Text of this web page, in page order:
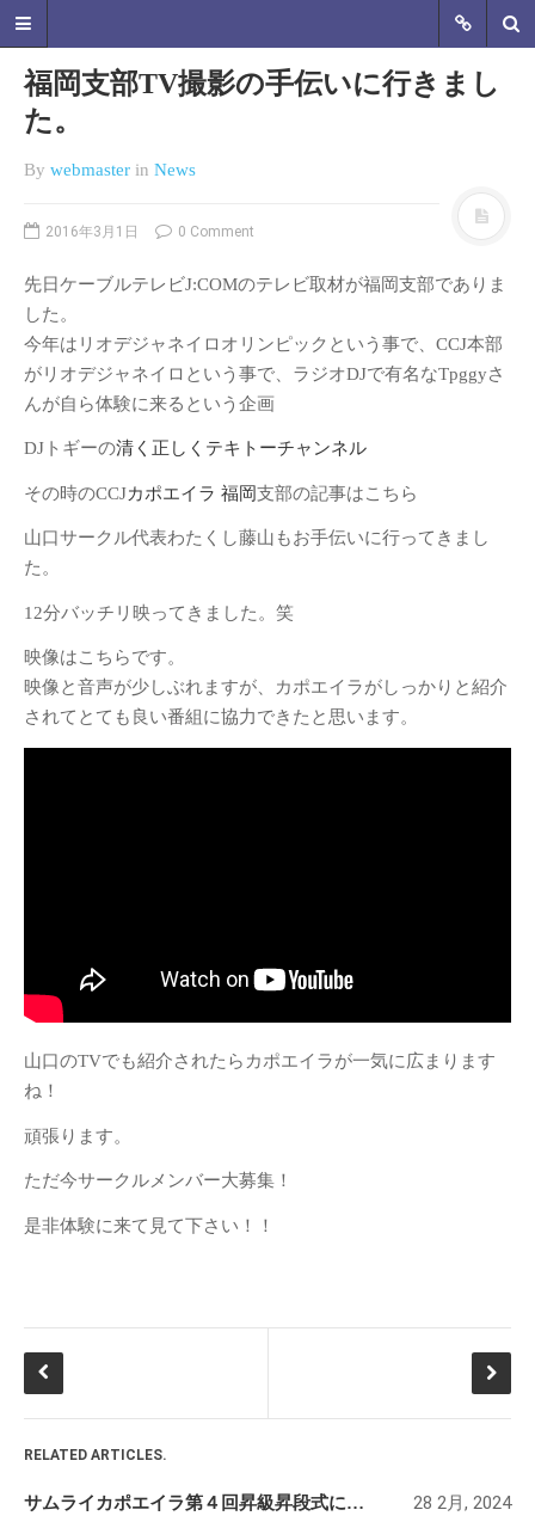
口カポエイラグループ
SAMURAIの管轄するカポエイラ山口
オフィシャルHP 2016年1月より正式
に活動開始！ ただいま新規仲間を募
集中です。体を動かすのが好きな
人、格闘技に興味がある、キレイな
体を手に入れたい、音楽に興味があ
い！…など！一度体験してみて下さ
MENU
SAMURAI CAPOEIRA 福岡
SAMURAI CAPOEIRA 山口
SAMURAI CAPOEIRA広島
クラス情報
第１０回 メストレサムライ
カポエイラ講習会【令和４年１
０月１６日（日）】
第９回 メストレサムライ カ
第７回 メストレサムライ カ
月２７日（日）】
カテゴリー
News
福岡支部TV撮影の手伝いに行きまし
た。
By webmaster in News
2016年3月1日 0 Comment
先日ケーブルテレビJ:COMのテレビ取材が福岡支部でありま
した。
今年はリオデジャネイロオリンピックという事で、CCJ本部
がリオデジャネイロという事で、ラジオDJで有名なTpggyさ
んが自ら体験に来るという企画
DJトギーの清く正しくテキトーチャンネル
その時のCCJカポエイラ 福岡支部の記事はこちら
山口サークル代表わたくし藤山もお手伝いに行ってきまし
た。
12分バッチリ映ってきました。笑
映像はこちらです。
映像と音声が少しぶれますが、カポエイラがしっかりと紹介
されてとても良い番組に協力できたと思います。
山口のTVでも紹介されたらカポエイラが一気に広まります
ね！
頑張ります。
ただ今サークルメンバー大募集！
是非体験に来て見て下さい！！
RELATED ARTICLES.
サムライカポエイラ第４回昇級昇段式に参加しました! 28 2月, 2024